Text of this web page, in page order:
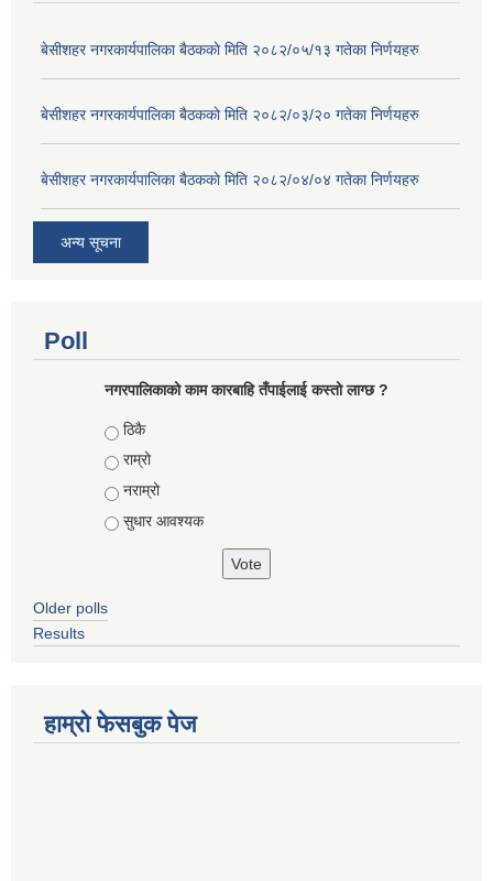
बे‍‍सीशहर नगरकार्यपालिका बैठककाे मिति २०८२/०५/१३ गतेका निर्णयहरु
बे‍‍सीशहर नगरकार्यपालिका बैठककाे मिति २०८२/०३/२० गतेका निर्णयहरु
बे‍‍सीशहर नगरकार्यपालिका बैठककाे मिति २०८२/०४/०४ गतेका निर्णयहरु
अन्य सूचना
Poll
नगरपालिकाको काम कारबाहि तँपाईलाई कस्तो लाग्छ ?
Choices
ठिकै
राम्रो
नराम्रो
सुधार आवश्यक
Older polls
Results
हाम्रो फेसबुक पेज